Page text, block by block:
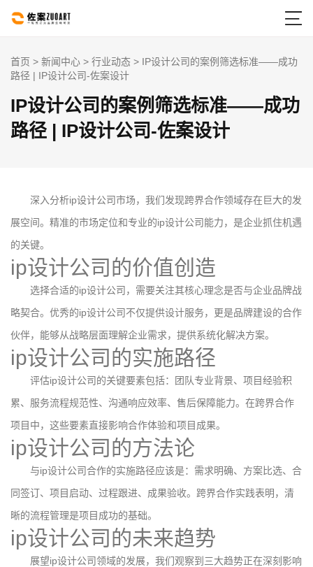

首页 > 新闻中心 > 行业动态 > IP设计公司的案例筛选标准——成功
路径 | IP设计公司-佐案设计
IP设计公司的案例筛选标准——成功
路径 | IP设计公司-佐案设计
深入分析ip设计公司市场，我们发现跨界合作领域存在巨大的发
展空间。精准的市场定位和专业的ip设计公司能力，是企业抓住机遇
的关键。
ip设计公司的价值创造
选择合适的ip设计公司，需要关注其核心理念是否与企业品牌战
略契合。优秀的ip设计公司不仅提供设计服务，更是品牌建设的合作
伙伴，能够从战略层面理解企业需求，提供系统化解决方案。
ip设计公司的实施路径
评估ip设计公司的关键要素包括：团队专业背景、项目经验积
累、服务流程规范性、沟通响应效率、售后保障能力。在跨界合作
项目中，这些要素直接影响合作体验和项目成果。
ip设计公司的方法论
与ip设计公司合作的实施路径应该是：需求明确、方案比选、合
同签订、项目启动、过程跟进、成果验收。跨界合作实践表明，清
晰的流程管理是项目成功的基础。
ip设计公司的未来趋势
展望ip设计公司领域的发展，我们观察到三大趋势正在深刻影响